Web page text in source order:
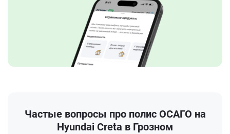
Частые вопросы про полис ОСАГО на
Hyundai Creta в Грозном